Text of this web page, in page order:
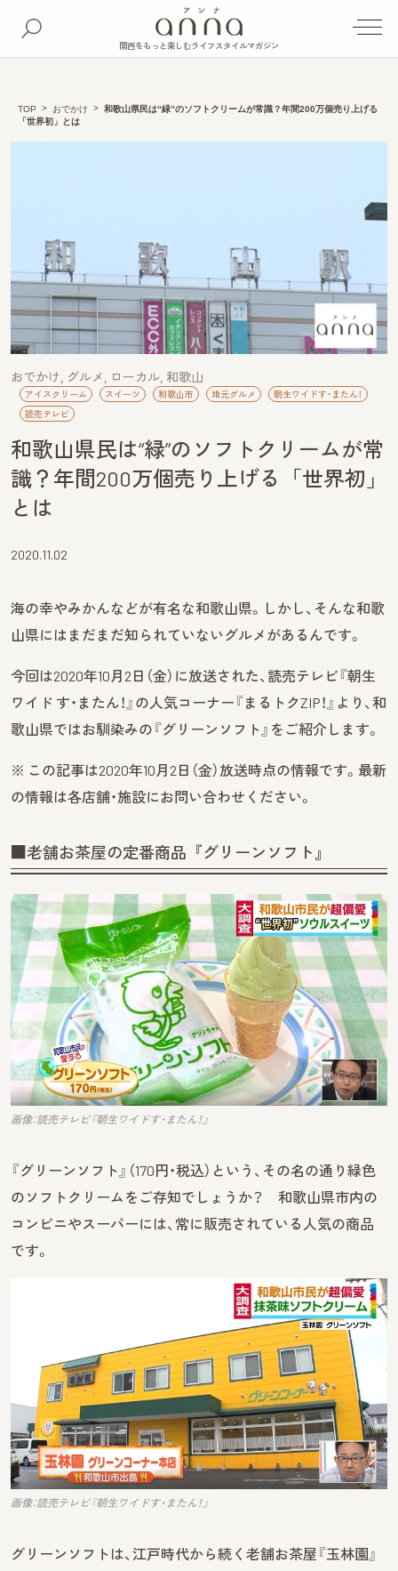
関西をもっと楽しむライフスタイルマガジン
TOP おでかけ
和歌山県民は“緑”のソフトクリームが常識？年間200万個売り上げる
「世界初」とは
おでかけ グルメ ローカル 和歌山
アイスクリーム スイーツ 和歌山市 地元グルメ
朝生ワイドす・またん！
読売テレビ
和歌山県民は“緑”のソフトクリームが常
識？年間200万個売り上げる「世界初」
とは
2020.11.02
海の幸やみかんなどが有名な和歌山県。しかし、そんな和歌
山県にはまだまだ知られていないグルメがあるんです。
今回は2020年10月2日（金）に放送された、読売テレビ『朝生
ワイド す・またん！』の人気コーナー『まるトクZIP！』より、和
歌山県ではお馴染みの『グリーンソフト』をご紹介します。
※ この記事は2020年10月2日（金）放送時点の情報です。最新
の情報は各店舗・施設にお問い合わせください。
■老舗お茶屋の定番商品『グリーンソフト』
画像：読売テレビ『朝生ワイドす・またん！』
『グリーンソフト』（170円・税込）という、その名の通り緑色
のソフトクリームをご存知でしょうか？ 和歌山県市内の
コンビニやスーパーには、常に販売されている人気の商品
です。
画像：読売テレビ『朝生ワイドす・またん！』
グリーンソフトは、江戸時代から続く老舗お茶屋『玉林園』